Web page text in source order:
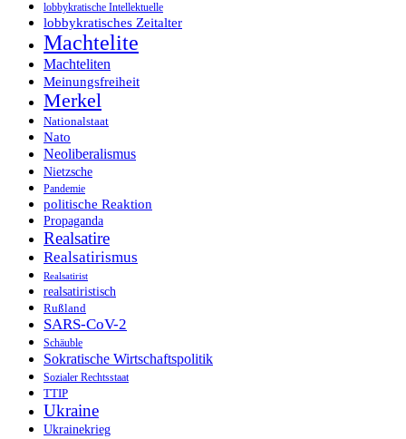
lobbykratische Intellektuelle
lobbykratisches Zeitalter
Machtelite
Machteliten
Meinungsfreiheit
Merkel
Nationalstaat
Nato
Neoliberalismus
Nietzsche
Pandemie
politische Reaktion
Propaganda
Realsatire
Realsatirismus
Realsatirist
realsatiristisch
Rußland
SARS-CoV-2
Schäuble
Sokratische Wirtschaftspolitik
Sozialer Rechtsstaat
TTIP
Ukraine
Ukrainekrieg